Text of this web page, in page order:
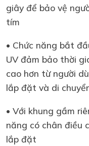
giây để bảo vệ
tím
• Chức năng bắt
UV đảm bảo thời
cao hơn từ người
lắp đặt và di
• Với khung gầm
năng có chân điều
lắp đặt